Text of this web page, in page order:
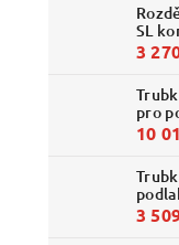
SL
3
pro
10
3